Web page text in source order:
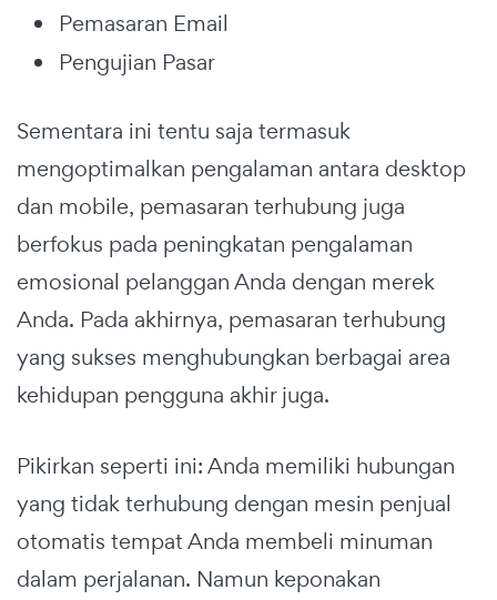
Pemasaran Email
Pengujian Pasar
Sementara ini tentu saja termasuk
mengoptimalkan pengalaman antara desktop
dan mobile, pemasaran terhubung juga
berfokus pada peningkatan pengalaman
emosional pelanggan Anda dengan merek
Anda. Pada akhirnya, pemasaran terhubung
yang sukses menghubungkan berbagai area
kehidupan pengguna akhir juga.
Pikirkan seperti ini: Anda memiliki hubungan
yang tidak terhubung dengan mesin penjual
otomatis tempat Anda membeli minuman
dalam perjalanan. Namun keponakan